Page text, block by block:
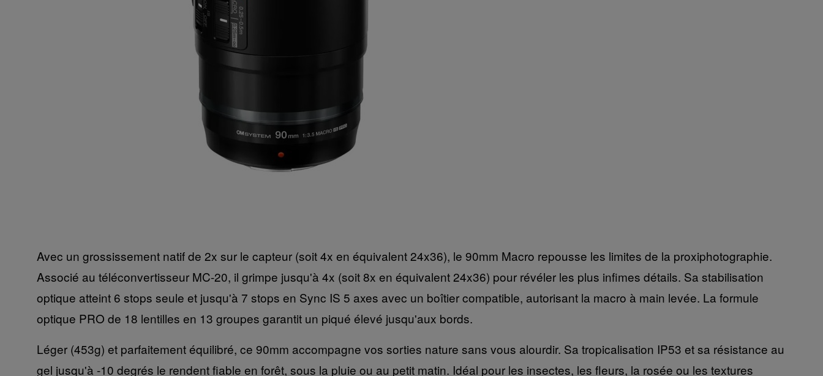
Avec un grossissement natif de 2x sur le capteur (soit 4x en équivalent 24x36), le 90mm Macro repousse les limites de la proxiphotographie.
Associé au téléconvertisseur MC-20, il grimpe jusqu'à 4x (soit 8x en équivalent 24x36) pour révéler les plus infimes détails. Sa stabilisation
optique atteint 6 stops seule et jusqu'à 7 stops en Sync IS 5 axes avec un boîtier compatible, autorisant la macro à main levée. La formule
optique PRO de 18 lentilles en 13 groupes garantit un piqué élevé jusqu'aux bords.
Léger (453g) et parfaitement équilibré, ce 90mm accompagne vos sorties nature sans vous alourdir. Sa tropicalisation IP53 et sa résistance au
gel jusqu'à -10 degrés le rendent fiable en forêt, sous la pluie ou au petit matin. Idéal pour les insectes, les fleurs, la rosée ou les textures